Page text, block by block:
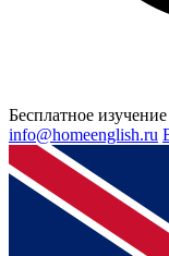
Бесплатное
info@homeenglish.ru